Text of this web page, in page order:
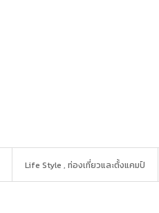
Life Style , ท่องเที่ยวและตั้งแคมป์